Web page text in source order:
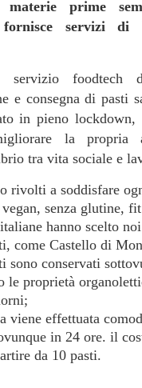
materie prime
servizi di
foodtech di
e consegna di pasti
in pieno lockdown,
la propria
tra vita sociale e
rivolti a soddisfare
senza glutine,
hanno scelto
come Castello di
sono conservati
le proprietà
viene effettuata
in 24 ore. il
da 10 pasti.